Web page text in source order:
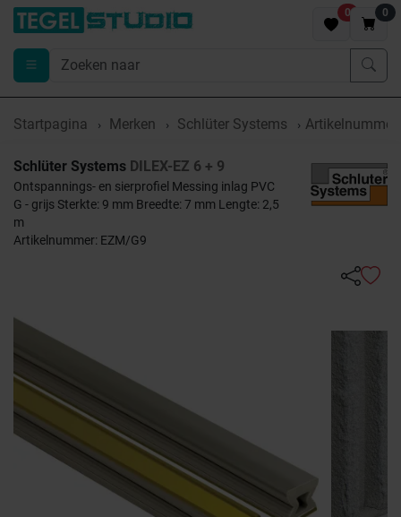
0 0
Startpagina Merken Schlüter Systems
Schlüter Systems DILEX-EZ 6 + 9
Ontspannings- en sierprofiel Messing inlag PVC
G - grijs Sterkte: 9 mm Breedte: 7 mm Lengte: 2,5
m
Artikelnummer: EZM/G9